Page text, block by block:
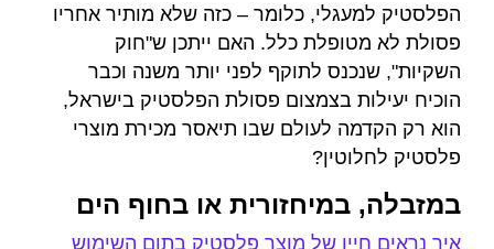
הפלסטיק למעגלי, כלומר – כזה שלא מותיר אחריו
פסולת לא מטופלת כלל. האם ייתכן ש"חוק
השקיות", שנכנס לתוקף לפני יותר משנה וכבר
הוכיח יעילות בצמצום פסולת הפלסטיק בישראל,
הוא רק הקדמה לעולם שבו תיאסר מכירת מוצרי
פלסטיק לחלוטין?
במזבלה, במיחזורית או בחוף הים
איך נראים חייו של מוצר פלסטיק בתום השימוש